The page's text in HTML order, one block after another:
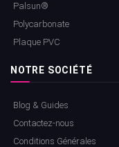
Palsun®
Polycarbonate
Plaque PVC
NOTRE SOCIÉTÉ
Blog & Guides
Contactez-nous
Conditions Générales